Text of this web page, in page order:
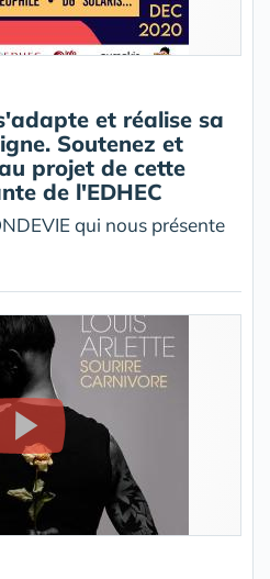
et réalise sa
Soutenez et
projet de cette
de l'EDHEC
qui nous présente